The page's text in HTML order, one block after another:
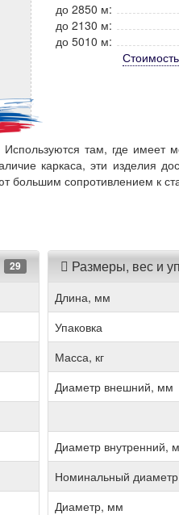
до 2850 м:
до 2130 м:
до 5010 м:
Стоимость
там, где имеет
каркаса, эти изделия
большим сопротивлением к
29 Размеры, вес и
Длина, мм
Упаковка
Масса, кг
Диаметр внешний, мм
Диаметр внутренний,
Номинальный
Диаметр, мм